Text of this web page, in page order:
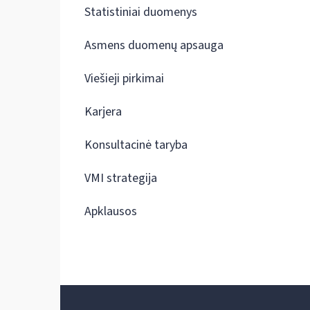
Statistiniai duomenys
Asmens duomenų apsauga
Viešieji pirkimai
Karjera
Konsultacinė taryba
VMI strategija
Apklausos